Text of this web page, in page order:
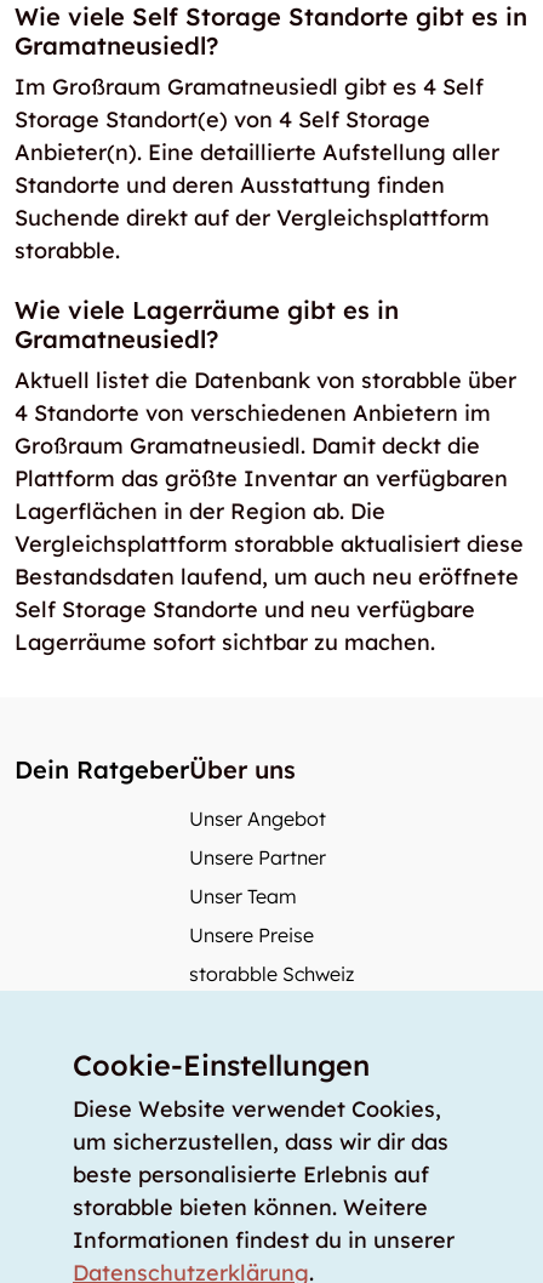
Wie viele Self Storage Standorte gibt es in
Gramatneusiedl?
Im Großraum Gramatneusiedl gibt es 4 Self
Storage Standort(e) von 4 Self Storage
Anbieter(n). Eine detaillierte Aufstellung aller
Standorte und deren Ausstattung finden
Suchende direkt auf der Vergleichsplattform
storabble.
Wie viele Lagerräume gibt es in
Gramatneusiedl?
Aktuell listet die Datenbank von storabble über
4 Standorte von verschiedenen Anbietern im
Großraum Gramatneusiedl. Damit deckt die
Plattform das größte Inventar an verfügbaren
Lagerflächen in der Region ab. Die
Vergleichsplattform storabble aktualisiert diese
Bestandsdaten laufend, um auch neu eröffnete
Self Storage Standorte und neu verfügbare
Lagerräume sofort sichtbar zu machen.
Dein RatgeberÜber uns
Unser Angebot
Unsere Partner
Unser Team
Unsere Preise
storabble Schweiz
Mehr über storabble
Medienbeiträge
Wie gross muss ein Lagerraum sein?
Was kostet ein Lagerraum?
Für Lageranbieter
Cookie-Einstellungen
Diese Website verwendet Cookies,
um sicherzustellen, dass wir dir das
beste personalisierte Erlebnis auf
storabble bieten können. Weitere
Informationen findest du in unserer
Datenschutzerklärung.